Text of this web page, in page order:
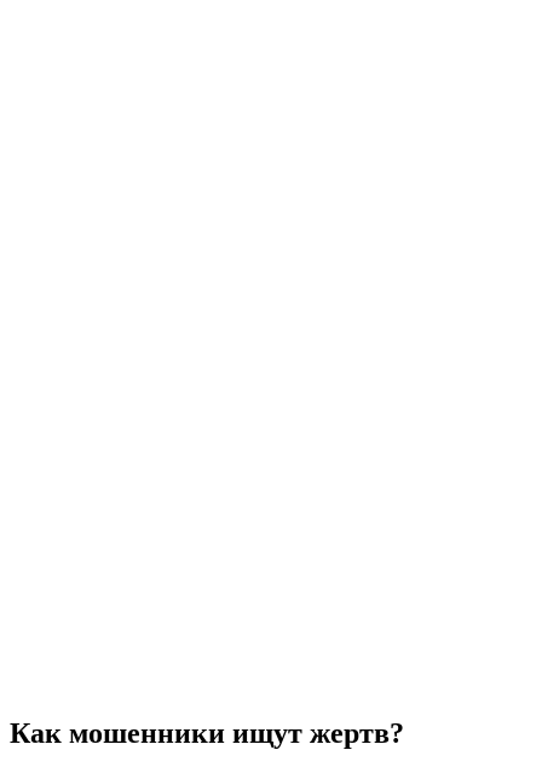
Как мошенники ищут жертв?